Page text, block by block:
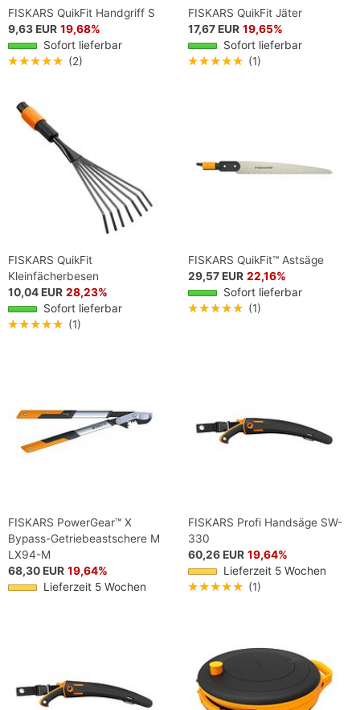
FISKARS QuikFit Handgriff S
9,63 EUR 19,68%
Sofort lieferbar
★★★★★ (2)
FISKARS QuikFit Jäter
17,67 EUR 19,65%
Sofort lieferbar
★★★★★ (1)
FISKARS QuikFit
Kleinfächerbesen
10,04 EUR 28,23%
Sofort lieferbar
★★★★★ (1)
FISKARS QuikFit™ Astsäge
29,57 EUR 22,16%
Sofort lieferbar
★★★★★ (1)
FISKARS PowerGear™ X
Bypass-Getriebeastschere M
LX94-M
68,30 EUR 19,64%
Lieferzeit 5 Wochen
FISKARS Profi Handsäge SW-
330
60,26 EUR 19,64%
Lieferzeit 5 Wochen
★★★★★ (1)